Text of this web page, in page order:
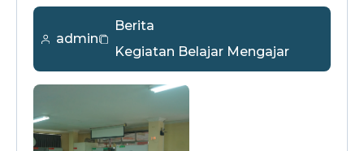
admin
Berita
Kegiatan Belajar Mengajar